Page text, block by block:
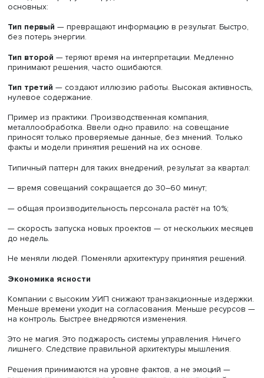
производительности. Коммуникация — это
Токсичность исчезает не от наказаний. Она теряет
питательную среду. Когда шум не проходит фильтр,
перестают работать. Большинство руководителей
архитектура.
Как это измеряется
Методика УИП — авторская разработка, которая
используется на практике с 2012 года. Включает
информационной неопределённостью.
Методика сортирует сотрудников по нескольким типам.
основных:
Тип первый— превращают информацию в результат.
без потерь энергии.
Тип второй— теряют время на интерпретации.
принимают решения, часто ошибаются.
Тип третий— создают иллюзию работы. Высокая
нулевое содержание.
металлообработка. Ввели одно правило: на совещание
приносят только проверяемые данные, без мнений.
факты и модели принятия решений на их основе.